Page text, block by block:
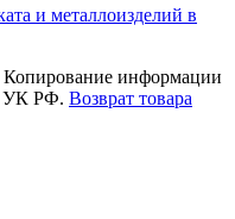
информации
УК РФ. Возврат товара